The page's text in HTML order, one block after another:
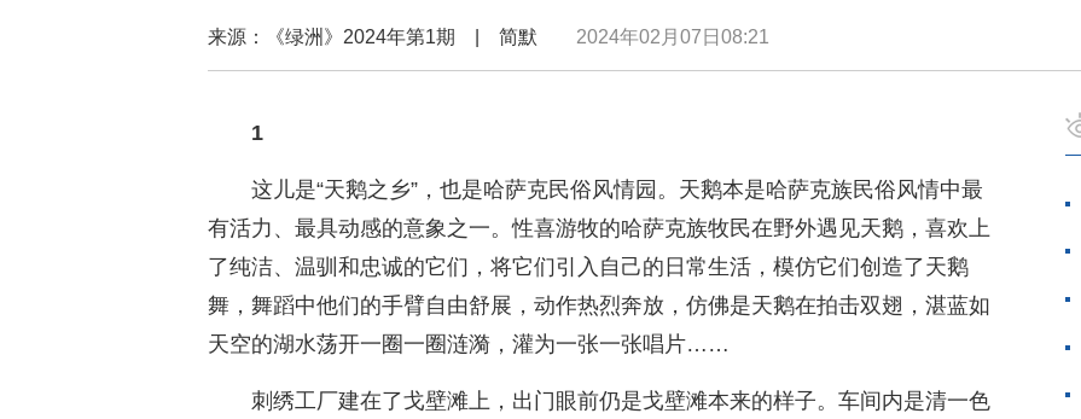
来源：《绿洲》2024年第1期 | 简默 2024年02月07日08:21
1
这儿是“天鹅之乡”，也是哈萨克民俗风情园。天鹅本是哈萨克族民俗风情中最
有活力、最具动感的意象之一。性喜游牧的哈萨克族牧民在野外遇见天鹅，喜欢上
了纯洁、温驯和忠诚的它们，将它们引入自己的日常生活，模仿它们创造了天鹅
舞，舞蹈中他们的手臂自由舒展，动作热烈奔放，仿佛是天鹅在拍击双翅，湛蓝如
天空的湖水荡开一圈一圈涟漪，灌为一张一张唱片……
刺绣工厂建在了戈壁滩上，出门眼前仍是戈壁滩本来的样子。车间内是清一色